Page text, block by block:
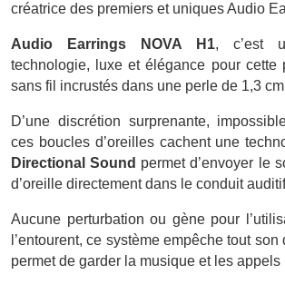
créatrice des premiers et uniques Audio
Audio Earrings NOVA H1, c’est
technologie, luxe et élégance pour cette
sans fil incrustés dans une perle de 1,3
D’une discrétion surprenante,
ces boucles d’oreilles cachent une
Directional Sound permet d’envoyer le
d’oreille directement dans le conduit
Aucune perturbation ou gène pour
l’entourent, ce système empêche tout
permet de garder la musique et les appels